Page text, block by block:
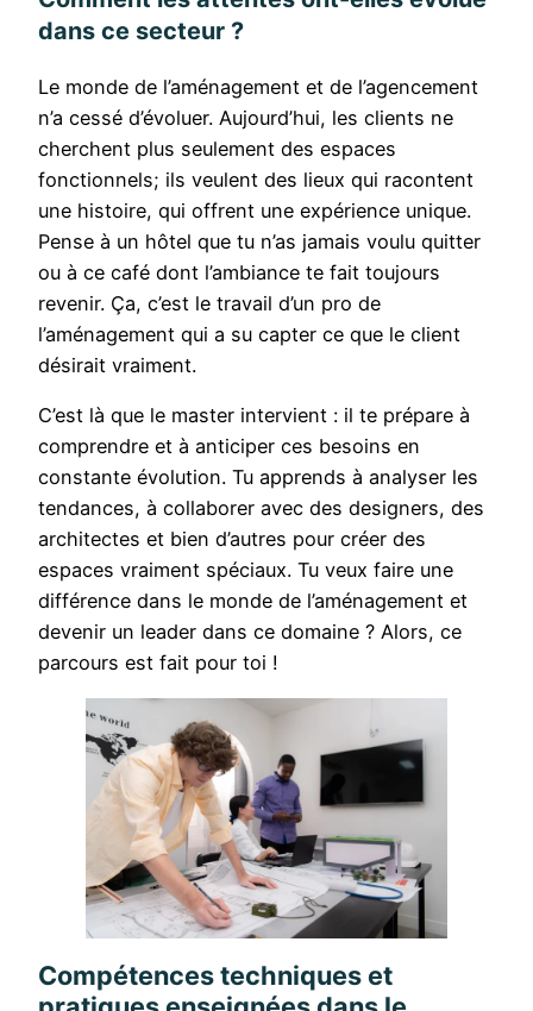
dans ce secteur ?
Le monde de l’aménagement et de l’agencement
n’a cessé d’évoluer. Aujourd’hui, les clients ne
cherchent plus seulement des espaces
fonctionnels; ils veulent des lieux qui racontent
une histoire, qui offrent une expérience unique.
Pense à un hôtel que tu n’as jamais voulu quitter
ou à ce café dont l’ambiance te fait toujours
revenir. Ça, c’est le travail d’un pro de
l’aménagement qui a su capter ce que le client
désirait vraiment.
C’est là que le master intervient : il te prépare à
comprendre et à anticiper ces besoins en
constante évolution. Tu apprends à analyser les
tendances, à collaborer avec des designers, des
architectes et bien d’autres pour créer des
espaces vraiment spéciaux. Tu veux faire une
différence dans le monde de l’aménagement et
devenir un leader dans ce domaine ? Alors, ce
parcours est fait pour toi !
Compétences techniques et